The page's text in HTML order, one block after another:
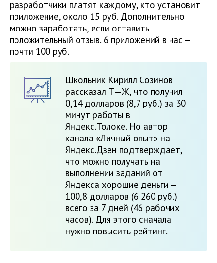
разработчики платят каждому, кто установит
приложение, около 15 руб. Дополнительно
можно заработать, если оставить
положительный отзыв. 6 приложений в час —
почти 100 руб.
Школьник Кирилл Созинов
рассказал Т—Ж, что получил
0,14 долларов (8,7 руб.) за 30
минут работы в
Яндекс.Толоке. Но автор
канала «Личный опыт» на
Яндекс.Дзен подтверждает,
что можно получать на
выполнении заданий от
Яндекса хорошие деньги —
100,8 долларов (6 260 руб.)
всего за 7 дней (46 рабочих
часов). Для этого сначала
нужно повысить рейтинг.